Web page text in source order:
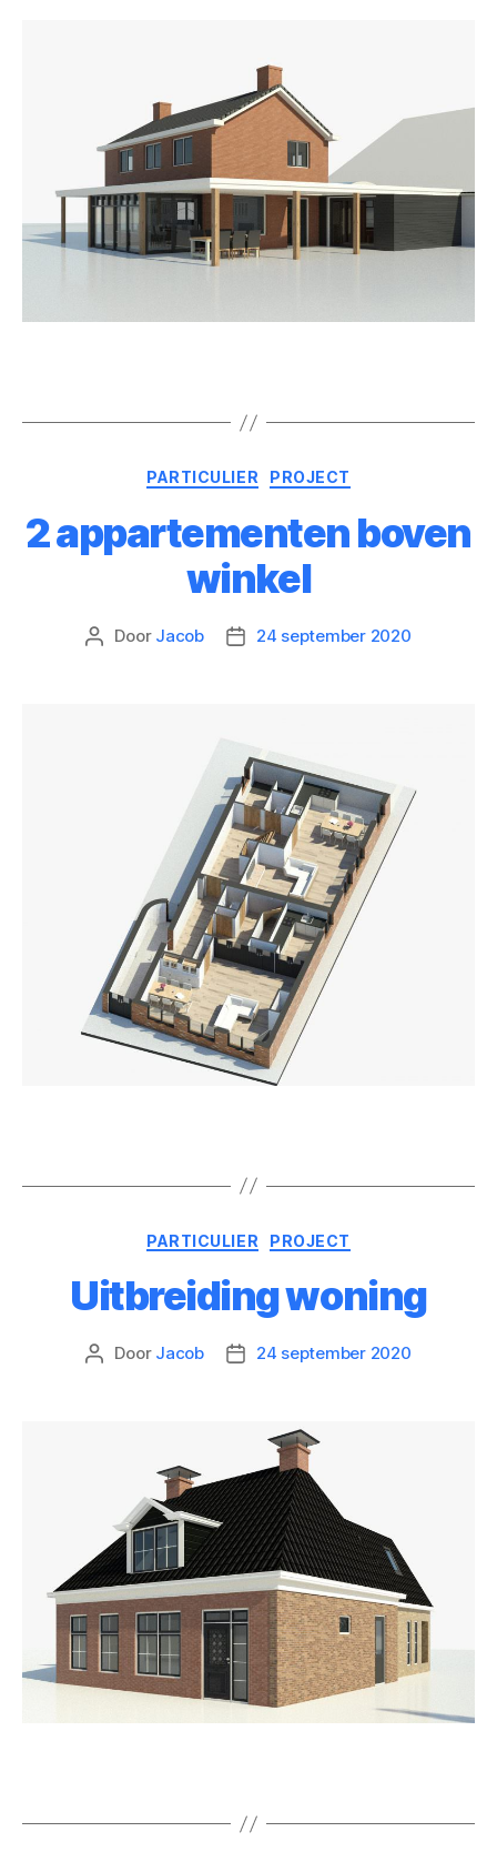
PARTICULIER PROJECT
2 appartementen boven
winkel
Door Jacob 24 september 2020
PARTICULIER PROJECT
Uitbreiding woning
Door Jacob 24 september 2020